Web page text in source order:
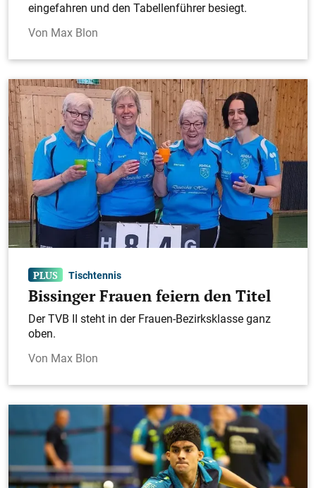
eingefahren und den Tabellenführer besiegt.
Max Blon
Tischtennis
Bissinger Frauen feiern den Titel
Der TVB II steht in der Frauen-Bezirksklasse ganz
oben.
Max Blon